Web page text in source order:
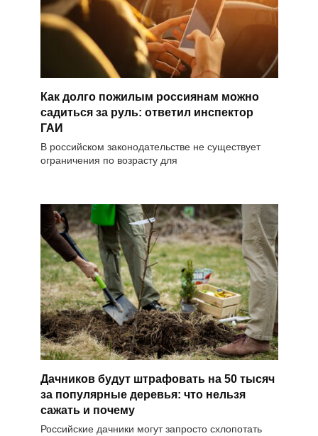
Как долго пожилым россиянам можно
садиться за руль: ответил инспектор
ГАИ
В российском законодательстве не существует
ограничения по возрасту для
Дачников будут штрафовать на 50 тысяч
за популярные деревья: что нельзя
сажать и почему
Российские дачники могут запросто схлопотать